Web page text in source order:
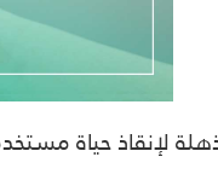
لإنقاذ حياة